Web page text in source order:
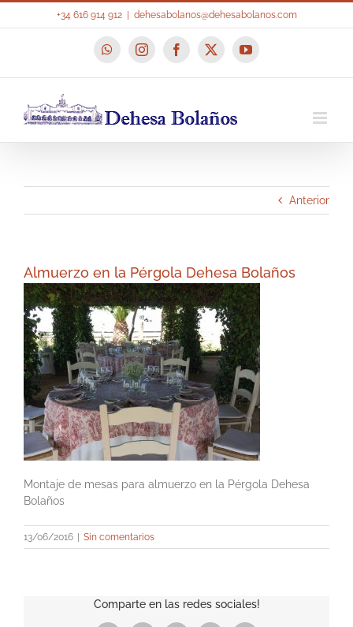
+34 616 914 912 dehesabolanos@dehesabolanos.com
WhatsAppInstagramFacebook
X YouTube
Anterior
Almuerzo en la Pérgola Dehesa Bolaños
Montaje de mesas para almuerzo en la Pérgola Dehesa
Bolaños
13/06/2016 Sin comentarios
Comparte en las redes sociales!